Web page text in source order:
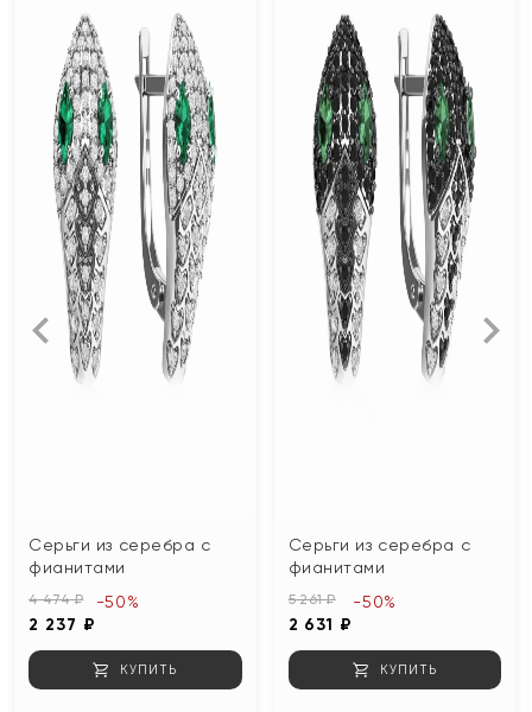
Серьги из серебра с
фианитами
4 474 ₽
2 237 ₽
-50%
КУПИТЬ
Серьги из серебра с
фианитами
5 261 ₽
2 631 ₽
-50%
КУПИТЬ